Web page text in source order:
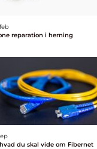
reparation i herning
du skal vide om Fibernet